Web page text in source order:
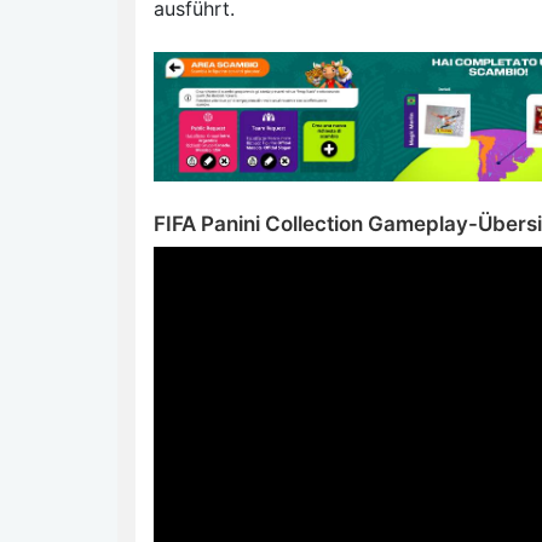
ausführt.
FIFA Panini Collection Gameplay-